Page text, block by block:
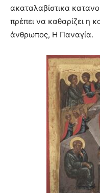
ακαταλαβίστικα
πρέπει να καθαρίζει η
άνθρωπος, Η Παναγία.